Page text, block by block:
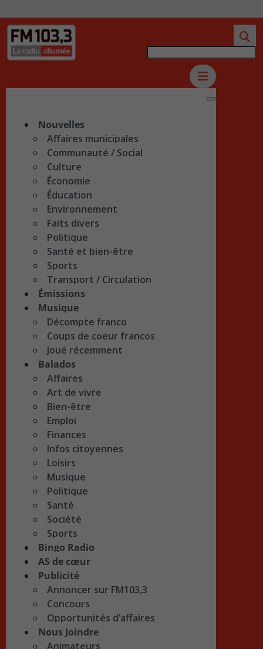
Nouvelles
Affaires municipales
Communauté / Social
Culture
Économie
Éducation
Environnement
Faits divers
Politique
Santé et bien-être
Sports
Transport / Circulation
Émissions
Musique
Décompte franco
Coups de coeur francos
Joué récemment
Balados
Affaires
Art de vivre
Bien-être
Emploi
Finances
Infos citoyennes
Loisirs
Musique
Politique
Santé
Société
Sports
Bingo Radio
AS de cœur
Publicité
Annoncer sur FM103,3
Concours
Opportunités d’affaires
Nous Joindre
Animateurs